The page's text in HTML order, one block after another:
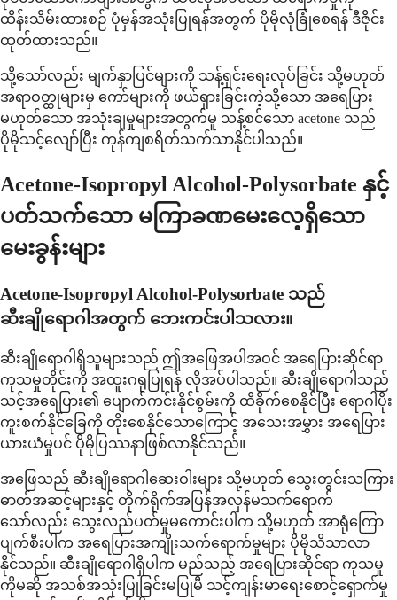
ထိန်းသိမ်းထားစဉ် ပုံမှန်အသုံးပြုရန်အတွက် ပိုမိုလုံခြုံစေရန် ဒီဇိုင်း
ထုတ်ထားသည်။
သို့သော်လည်း မျက်နှာပြင်များကို သန့်ရှင်းရေးလုပ်ခြင်း သို့မဟုတ်
အရာဝတ္ထုများမှ ကော်များကို ဖယ်ရှားခြင်းကဲ့သို့သော အရေပြား
မဟုတ်သော အသုံးချမှုများအတွက်မူ သန့်စင်သော acetone သည်
ပိုမိုသင့်လျော်ပြီး ကုန်ကျစရိတ်သက်သာနိုင်ပါသည်။
Acetone-Isopropyl Alcohol-Polysorbate နှင့်
ပတ်သက်သော မကြာခဏမေးလေ့ရှိသော
မေးခွန်းများ
Acetone-Isopropyl Alcohol-Polysorbate သည်
ဆီးချိုရောဂါအတွက် ဘေးကင်းပါသလား။
ဆီးချိုရောဂါရှိသူများသည် ဤအဖြေအပါအဝင် အရေပြားဆိုင်ရာ
ကုသမှုတိုင်းကို အထူးဂရုပြုရန် လိုအပ်ပါသည်။ ဆီးချိုရောဂါသည်
သင့်အရေပြား၏ ပျောက်ကင်းနိုင်စွမ်းကို ထိခိုက်စေနိုင်ပြီး ရောဂါပိုး
ကူးစက်နိုင်ခြေကို တိုးစေနိုင်သောကြောင့် အသေးအမွှား အရေပြား
ယားယံမှုပင် ပိုမိုပြဿနာဖြစ်လာနိုင်သည်။
အဖြေသည် ဆီးချိုရောဂါဆေးဝါးများ သို့မဟုတ် သွေးတွင်းသကြား
ဓာတ်အဆင့်များနှင့် တိုက်ရိုက်အပြန်အလှန်မသက်ရောက်
သော်လည်း သွေးလည်ပတ်မှုမကောင်းပါက သို့မဟုတ် အာရုံကြော
ပျက်စီးပါက အရေပြားအကျိုးသက်ရောက်မှုများ ပိုမိုသိသာလာ
နိုင်သည်။ ဆီးချိုရောဂါရှိပါက မည်သည့် အရေပြားဆိုင်ရာ ကုသမှု
ကိုမဆို အသစ်အသုံးပြုခြင်းမပြုမီ သင့်ကျန်းမာရေးစောင့်ရှောက်မှု